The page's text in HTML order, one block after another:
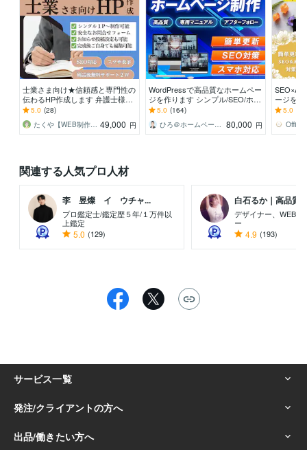
士業さま向け★信頼感と専門性の
伝わるHP作成します 弁護士様、
司法書士様、行政書士様、社労士
様、税理士様向けに！
5.0 (28)
49,000 円
WordPressで高品質なホームペー
ジを作ります シンプル/SEO/ホー
ムページ/おしゃれ/スタイリッシ
ュ
5.0 (164)
80,000 円
ージを
迎！オ
5.0
関連する人気プロ人材
李 昱燦 イ ウチャ...
プロ鑑定士/鑑定歴５年/１万件以
上鑑定
5.0 (129)
白石るか｜高品質
デザイナー、WEB制
ー
4.9 (193)